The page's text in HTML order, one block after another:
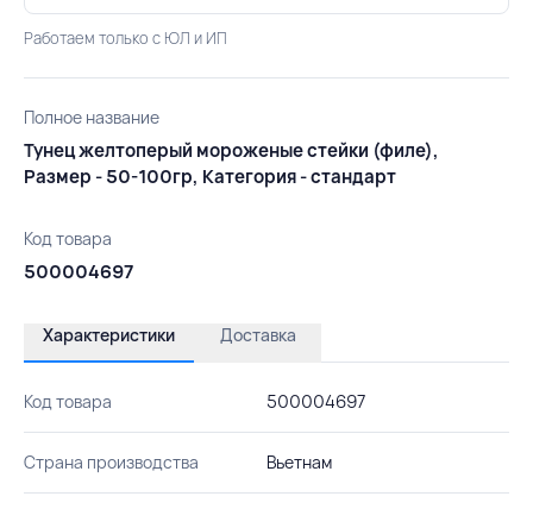
Работаем только с ЮЛ и ИП
Полное название
Тунец желтоперый мороженые стейки (филе),
Размер - 50-100гр, Категория - стандарт
Код товара
500004697
Характеристики Доставка
Код товара 500004697
Страна производства Вьетнам